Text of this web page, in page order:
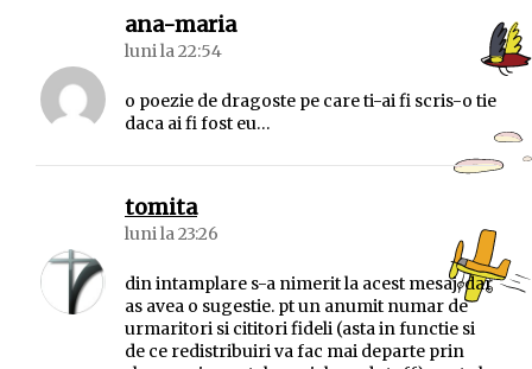
ana-mariaspune:
luni la 22:54
o poezie de dragoste pe care ti-ai fi scris-o tie
daca ai fi fost eu…
tomitaspune:
luni la 23:26
din intamplare s-a nimerit la acest mesaj, dar
as avea o sugestie. pt un anumit numar de
urmaritori si cititori fideli (asta in functie si
de ce redistribuiri va fac mai departe prin